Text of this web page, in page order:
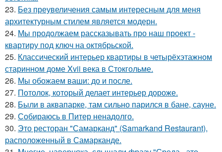
23. Без преувеличения самым интересным для меня
архитектурным стилем является модерн.
24. Мы продолжаем рассказывать про наш проект -
квартиру под ключ на октябрьской.
25. Классический интерьер квартиры в четырёхэтажном
старинном доме Xvii века в Стокгольме.
26. Мы обожаем ваши: до и после.
27. Потолок, который делает интерьер дороже.
28. Были в аквапарке, там сильно парился в бане, сауне.
29. Собираюсь в Питер ненадолго.
30. Это ресторан "Самарканд" (Samarkand Restaurant),
расположенный в Самарканде.